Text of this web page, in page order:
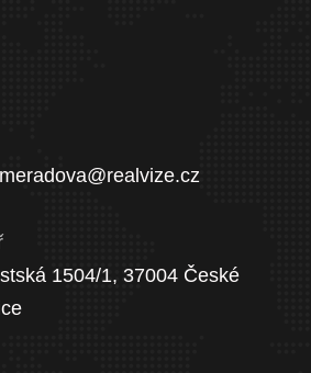
1504/1, 37004 České